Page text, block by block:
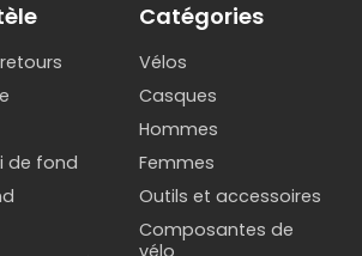
de fond
Catégories
Vélos
Casques
Hommes
Femmes
Outils et accessoires
Composantes de
vélo